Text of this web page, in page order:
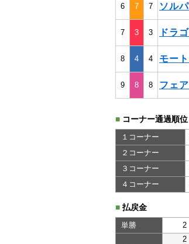
6 7 7 ソル
7 3 3 ドラ
8 4 4 モー
9 8 8 フェ
■ コーナー通過順位
１コーナー
２コーナー
３コーナー
４コーナー
■ 払戻金
単勝 2
2